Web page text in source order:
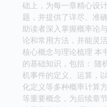
础上，为每一章精心设
题，并提供了详尽、准
助读者深入掌握概率论
论和常用方法，并能灵
核心概念与理论梳理 本
的基础知识，包括： 随
机事件的定义、运算，
化定义等多种概率计算
等重要概念，为后续章